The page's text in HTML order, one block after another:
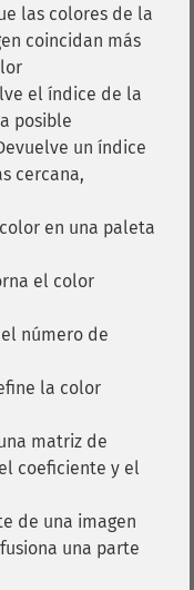
las colores de la
coincidan más
el índice de la
posible
un índice
cercana,
en una paleta
el color
número de
la color
matriz de
coeficiente y el
de una imagen
una parte